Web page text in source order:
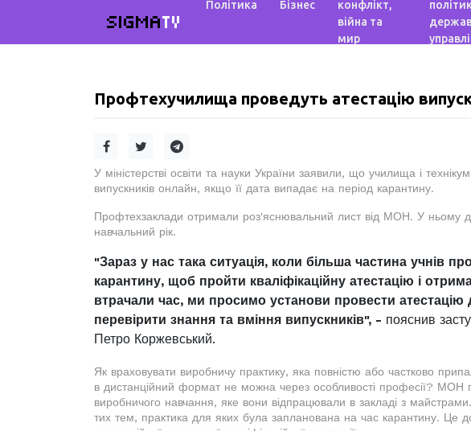
SIGMATV
Політика Бізнес
конфлікт,
війна та
мир
Профтехучилища проведуть атестацію
У міністерстві освіти та науки України заявили, що училища і
випускників онлайн, якщо її дата випадає на період карантину.
Профтехзаклади отримали роз'яснювальний лист від МОН. У ньому
навчальний рік.
"Зараз у нас така ситуація, коли більша частина учнів
карантину, щоб пройти кваліфікаційну атестацію і
втрачали час, ми просимо установи провести атестацію
перевірити знання та вміння випускників", - пояснив
Петро Коржевський.
Як враховувати виробничу практику, яка повністю або частково
в дистанційний формат не можна через особливості професії? МОН
виробничого навчання, яке вони відпрацювали в закладі з
тих тем, практика для яких була запланована на час карантину. Це